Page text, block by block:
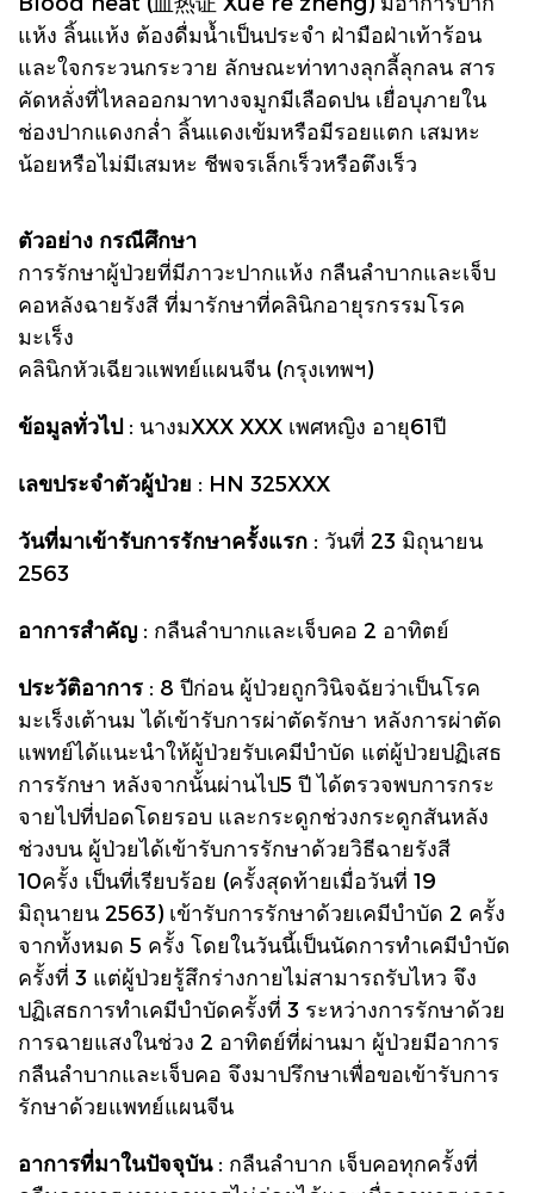
แห้ง ลิ้นแห้ง ต้องดื่มน้ำเป็นประจำ ฝ่ามือฝ่าเท้าร้อน
และใจกระวนกระวาย ลักษณะท่าทางลุกลี้ลุกลน สาร
คัดหลั่งที่ไหลออกมาทางจมูกมีเลือดปน เยื่อบุภายใน
ช่องปากแดงกล่ำ ลิ้นแดงเข้มหรือมีรอยแตก เสมหะ
น้อยหรือไม่มีเสมหะ ชีพจรเล็กเร็วหรือตึงเร็ว
ตัวอย่าง กรณีศึกษา
การรักษาผู้ป่วยที่มีภาวะปากแห้ง กลืนลำบากและเจ็บ
คอหลังฉายรังสี ที่มารักษาที่คลินิกอายุรกรรมโรค
มะเร็ง
คลินิกหัวเฉียวแพทย์แผนจีน (กรุงเทพฯ)
ข้อมูลทั่วไป: นางมXXX XXX เพศหญิง อายุ61ปี
เลขประจำตัวผู้ป่วย : HN 325XXX
วันที่มาเข้ารับการรักษาครั้งแรก : วันที่ 23 มิถุนายน
2563
อาการสำคัญ : กลืนลำบากและเจ็บคอ 2 อาทิตย์
ประวัติอาการ : 8 ปีก่อน ผู้ป่วยถูกวินิจฉัยว่าเป็นโรค
มะเร็งเต้านม ได้เข้ารับการผ่าตัดรักษา หลังการผ่าตัด
แพทย์ได้แนะนำให้ผู้ป่วยรับเคมีบำบัด แต่ผู้ป่วยปฏิเสธ
การรักษา หลังจากนั้นผ่านไป5 ปี ได้ตรวจพบการกระ
จายไปที่ปอดโดยรอบ และกระดูกช่วงกระดูกสันหลัง
ช่วงบน ผู้ป่วยได้เข้ารับการรักษาด้วยวิธีฉายรังสี
10ครั้ง เป็นที่เรียบร้อย (ครั้งสุดท้ายเมื่อวันที่ 19
มิถุนายน 2563) เข้ารับการรักษาด้วยเคมีบำบัด 2 ครั้ง
จากทั้งหมด 5 ครั้ง โดยในวันนี้เป็นนัดการทำเคมีบำบัด
ครั้งที่ 3 แต่ผู้ป่วยรู้สึกร่างกายไม่สามารถรับไหว จึง
ปฏิเสธการทำเคมีบำบัดครั้งที่ 3 ระหว่างการรักษาด้วย
การฉายแสงในช่วง 2 อาทิตย์ที่ผ่านมา ผู้ป่วยมีอาการ
กลืนลำบากและเจ็บคอ จึงมาปรึกษาเพื่อขอเข้ารับการ
รักษาด้วยแพทย์แผนจีน
อาการที่มาในปัจจุบัน: กลืนลำบาก เจ็บคอทุกครั้งที่